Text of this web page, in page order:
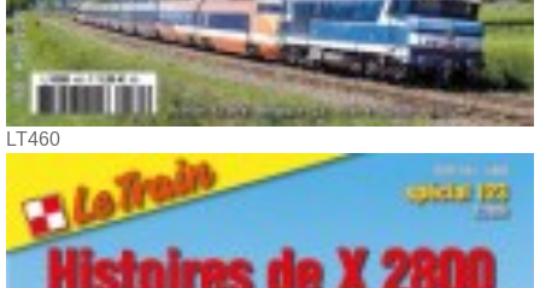
LT460